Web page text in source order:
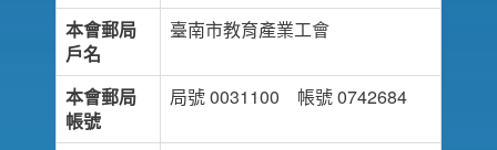
本會郵局
戶名
臺南市教育產業工會
本會郵局
帳號
局號 0031100 帳號 0742684